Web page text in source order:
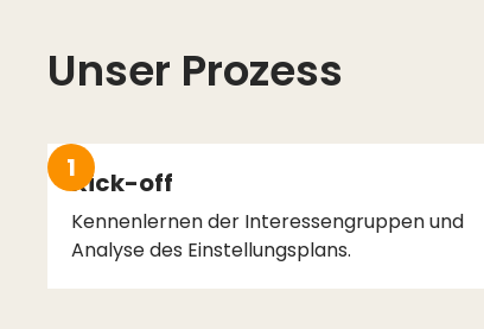
Unser Prozess
1Kick-off
Kennenlernen der Interessengruppen und
Analyse des Einstellungsplans.